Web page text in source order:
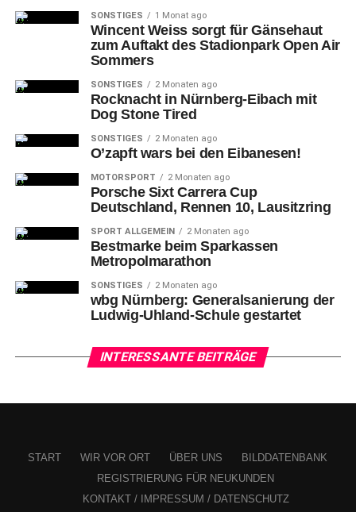
SONSTIGES 1 Monat ago
Wincent Weiss sorgt für Gänsehaut
zum Auftakt des Stadionpark Open Air
Sommers
SONSTIGES 2 Monaten ago
Rocknacht in Nürnberg-Eibach mit
Dog Stone Tired
SONSTIGES 2 Monaten ago
O’zapft wars bei den Eibanesen!
MOTORSPORT 2 Monaten ago
Porsche Sixt Carrera Cup
Deutschland, Rennen 10, Lausitzring
SPORT ALLGEMEIN 2 Monaten ago
Bestmarke beim Sparkassen
Metropolmarathon
SONSTIGES 2 Monaten ago
wbg Nürnberg: Generalsanierung der
Ludwig-Uhland-Schule gestartet
INTERESSANTE BEITRÄGE
START WIR VOR ORT ÜBER UNS
BILDDATENBANK
REGISTRIERUNG FÜR NEUKUNDEN
KONTAKT / IMPRESSUM / DATENSCHUTZ